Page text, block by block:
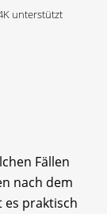
unterstützt
Fällen
nach dem
es praktisch